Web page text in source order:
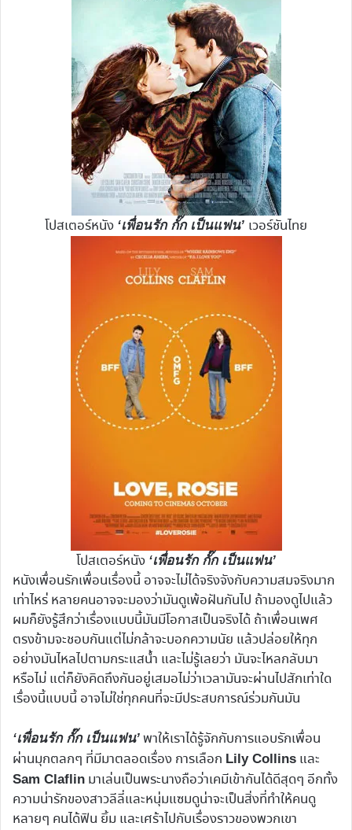
โปสเตอร์หนัง ‘เพื่อนรัก กั๊ก เป็นแฟน’ เวอร์ชันไทย
โปสเตอร์หนัง ‘เพื่อนรัก กั๊ก เป็นแฟน’
หนังเพื่อนรักเพื่อนเรื่องนี้ อาจจะไม่ได้จริงจังกับความสมจริงมาก
เท่าไหร่ หลายคนอาจจะมองว่ามันดูเพ้อฝันกันไป ถ้ามองดูไปแล้ว
ผมก็ยังรู้สึกว่าเรื่องแบบนี้มันมีโอกาสเป็นจริงได้ ถ้าเพื่อนเพศ
ตรงข้ามจะชอบกันแต่ไม่กล้าจะบอกความนัย แล้วปล่อยให้ทุก
อย่างมันไหลไปตามกระแสน้ำ และไม่รู้เลยว่า มันจะไหลกลับมา
หรือไม่ แต่ก็ยังคิดถึงกันอยู่เสมอไม่ว่าเวลามันจะผ่านไปสักเท่าใด
เรื่องนี้แบบนี้ อาจไม่ใช่ทุกคนที่จะมีประสบการณ์ร่วมกันมัน
‘เพื่อนรัก กั๊ก เป็นแฟน’ พาให้เราได้รู้จักกับการแอบรักเพื่อน
ผ่านมุกตลกๆ ที่มีมาตลอดเรื่อง การเลือก Lily Collins และ
Sam Claflin มาเล่นเป็นพระนางถือว่าเคมีเข้ากันได้ดีสุดๆ อีกทั้ง
ความน่ารักของสาวลีลี่และหนุ่มแซมดูน่าจะเป็นสิ่งที่ทำให้คนดู
หลายๆ คนได้ฟิน ยิ้ม และเศร้าไปกับเรื่องราวของพวกเขา